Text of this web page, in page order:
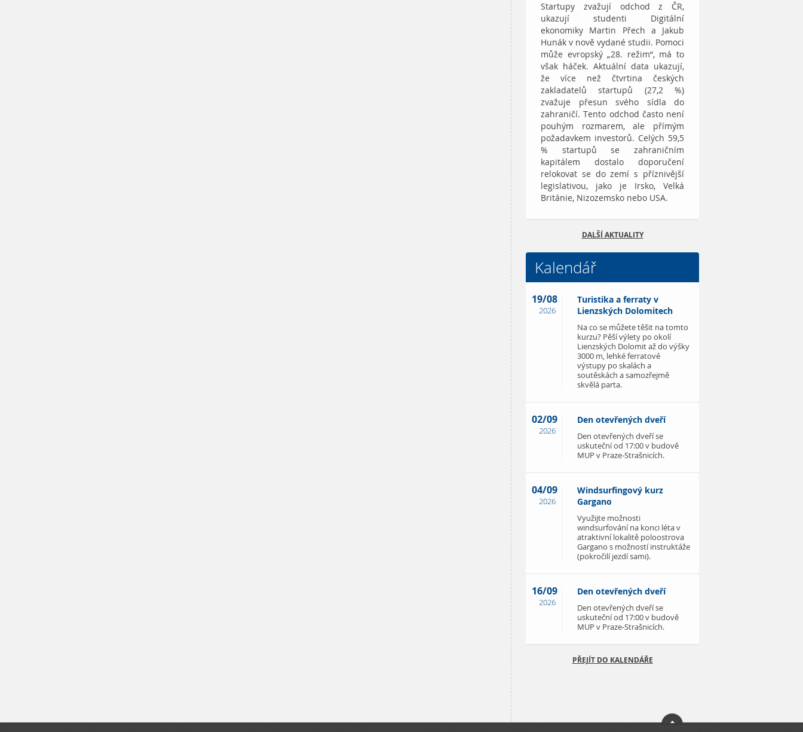
Startupy zvažují odchod z ČR,
ukazují studenti Digitální
ekonomiky Martin Přech a Jakub
Hunák v nově vydané studii. Pomoci
může evropský „28. režim“, má to
však háček. Aktuální data ukazují,
že více než čtvrtina českých
zakladatelů startupů (27,2 %)
zvažuje přesun svého sídla do
zahraničí. Tento odchod často není
pouhým rozmarem, ale přímým
požadavkem investorů. Celých 59,5
% startupů se zahraničním
kapitálem dostalo doporučení
relokovat se do zemí s příznivější
legislativou, jako je Irsko, Velká
Británie, Nizozemsko nebo USA.
DALŠÍ AKTUALITY
Kalendář
19/08
2026
Turistika a ferraty v
Lienzských Dolomitech
Na co se můžete těšit na tomto
kurzu? Pěší výlety po okolí
Lienzských Dolomit až do výšky
3000 m, lehké ferratové
výstupy po skalách a
soutěskách a samozřejmě
skvělá parta.
02/09
2026
Den otevřených dveří
Den otevřených dveří se
uskuteční od 17:00 v budově
MUP v Praze-Strašnicích.
04/09
2026
Windsurfingový kurz
Gargano
Využijte možnosti
windsurfování na konci léta v
atraktivní lokalitě poloostrova
Gargano s možností instruktáže
(pokročilí jezdí sami).
16/09
2026
Den otevřených dveří
Den otevřených dveří se
uskuteční od 17:00 v budově
MUP v Praze-Strašnicích.
PŘEJÍT DO KALENDÁŘE